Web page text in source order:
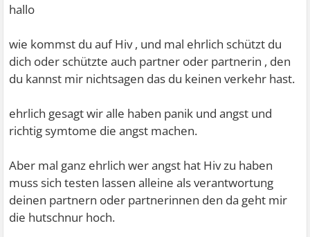
hallo
wie kommst du auf Hiv , und mal ehrlich schützt du
dich oder schützte auch partner oder partnerin , den
du kannst mir nichtsagen das du keinen verkehr hast.
ehrlich gesagt wir alle haben panik und angst und
richtig symtome die angst machen.
Aber mal ganz ehrlich wer angst hat Hiv zu haben
muss sich testen lassen alleine als verantwortung
deinen partnern oder partnerinnen den da geht mir
die hutschnur hoch.